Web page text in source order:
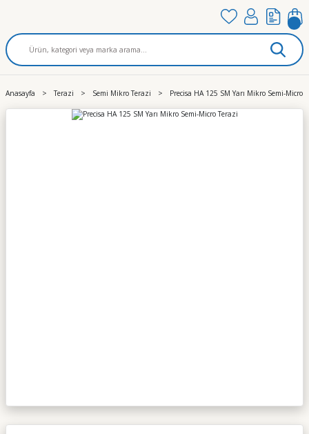
Anasayfa Terazi Semi Mikro Terazi Precisa HA 125 SM Yarı Mikro Semi-Micro